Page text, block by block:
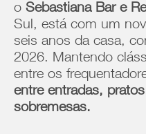
o Sebastiana Bar e
Sul, está com um
seis anos da casa,
2026. Mantendo
entre os
entre entradas,
sobremesas.